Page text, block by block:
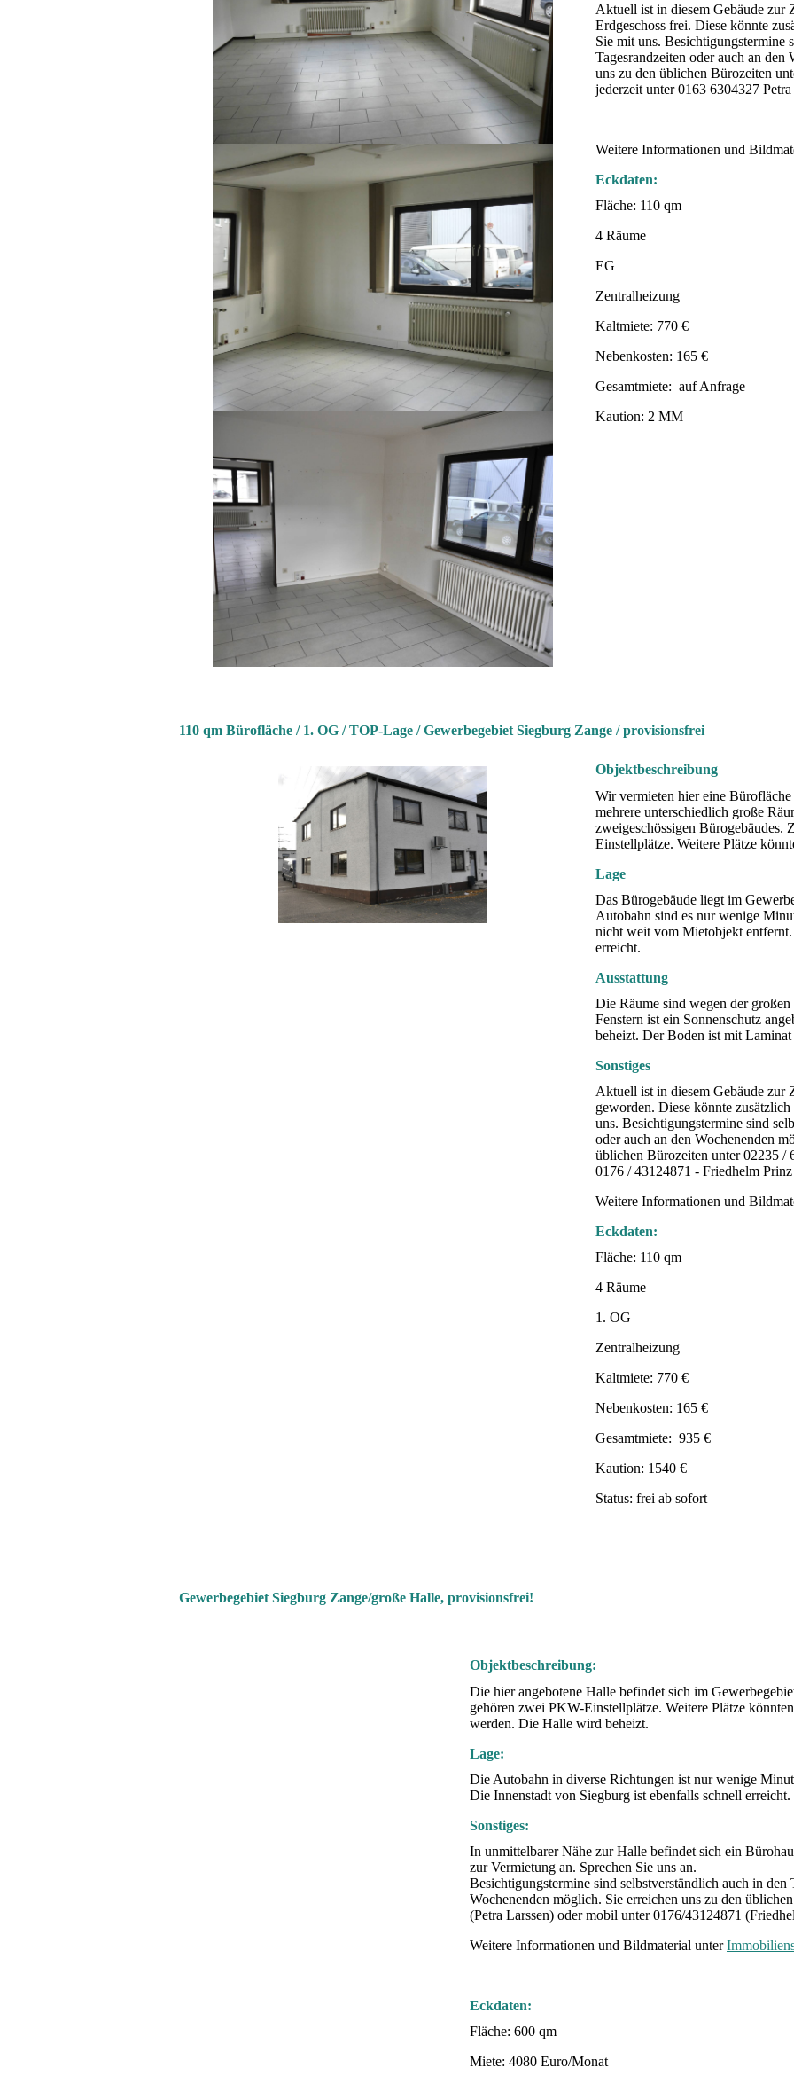
Aktuell ist in diesem Gebäude zur
Erdgeschoss frei. Diese könnte
Sie mit uns. Besichtigungstermine
Tagesrandzeiten oder auch an
uns zu den üblichen Bürozeiten
jederzeit unter 0163 6304327 Petra
Weitere Informationen und
Eckdaten:
Fläche: 110 qm
4 Räume
EG
Zentralheizung
Kaltmiete: 770 €
Nebenkosten: 165 €
Gesamtmiete: auf Anfrage
Kaution: 2 MM
110 qm Bürofläche / 1. OG / TOP-Lage / Gewerbegebiet Siegburg Zange / provisionsfrei
Objektbeschreibung
Wir vermieten hier eine
mehrere unterschiedlich große
zweigeschössigen
Einstellplätze. Weitere Plätze
Lage
Das Bürogebäude liegt im
Autobahn sind es nur wenige
nicht weit vom Mietobjekt
erreicht.
Ausstattung
Die Räume sind wegen der
Fenstern ist ein Sonnenschutz
beheizt. Der Boden ist mit Laminat
Sonstiges
Aktuell ist in diesem Gebäude
geworden. Diese könnte
uns. Besichtigungstermine sind
oder auch an den Wochenenden
üblichen Bürozeiten unter 02235 /
0176 / 43124871 - Friedhelm
Weitere Informationen und
Eckdaten:
Fläche: 110 qm
4 Räume
1. OG
Zentralheizung
Kaltmiete: 770 €
Nebenkosten: 165 €
Gesamtmiete: 935 €
Kaution: 1540 €
Status: frei ab sofort
Gewerbegebiet Siegburg Zange/große Halle, provisionsfrei!
Objektbeschreibung:
Die hier angebotene Halle befindet sich im
gehören zwei PKW-Einstellplätze. Weitere Plätze
werden. Die Halle wird beheizt.
Lage:
Die Autobahn in diverse Richtungen ist nur wenige
Die Innenstadt von Siegburg ist ebenfalls schnell erreicht.
Sonstiges:
In unmittelbarer Nähe zur Halle befindet sich ein
zur Vermietung an. Sprechen Sie uns an.
Besichtigungstermine sind selbstverständlich auch in den
Wochenenden möglich. Sie erreichen uns zu den
(Petra Larssen) oder mobil unter 0176/43124871
Weitere Informationen und Bildmaterial unter
Eckdaten:
Fläche: 600 qm
Miete: 4080 Euro/Monat